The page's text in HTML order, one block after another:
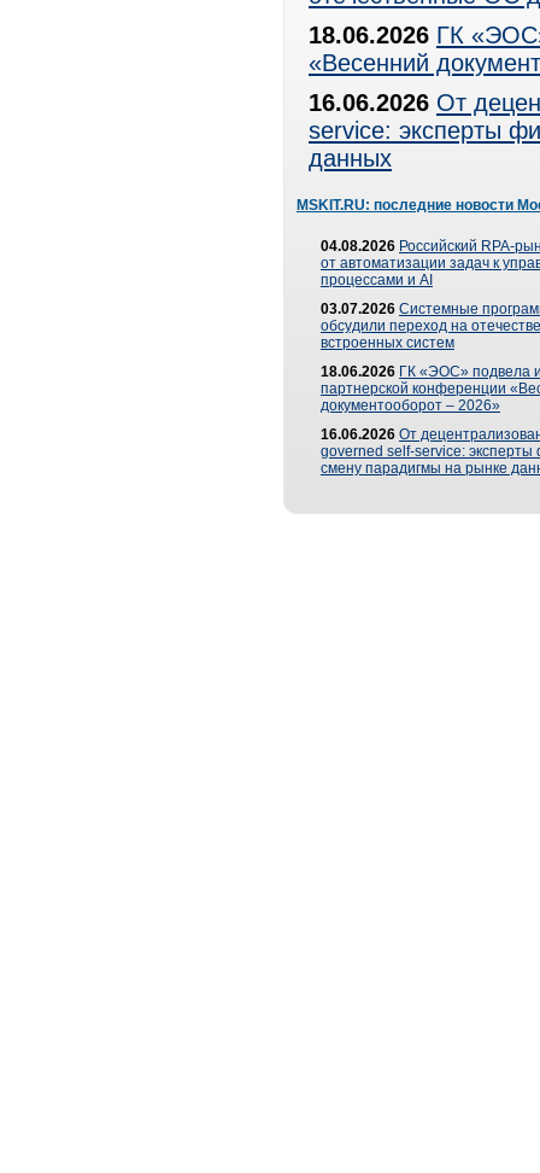
18.06.2026 ГК
«Весенний
16.06.2026 От
service: эксперты
данных
MSKIT.RU: последние новости
04.08.2026 Российский RPA-
от автоматизации задач к
процессами и AI
03.07.2026 Системные
обсудили переход на
встроенных систем
18.06.2026 ГК «ЭОС» подвела
партнерской конференции
документооборот – 2026»
16.06.2026 От
governed self-service: эксперты
смену парадигмы на рынке